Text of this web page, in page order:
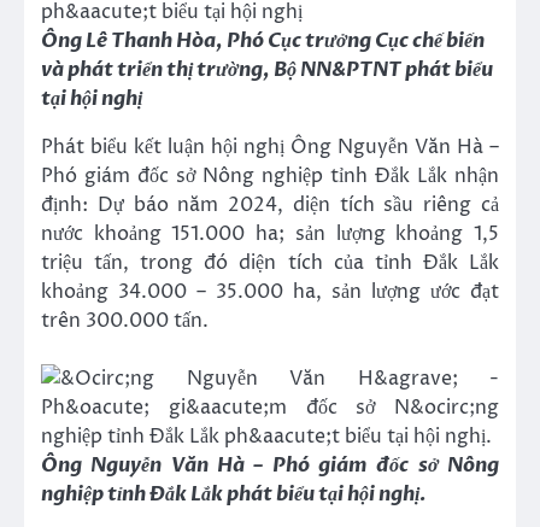
Ông Lê Thanh Hòa, Phó Cục trưởng Cục chế biến
và phát triển thị trường, Bộ NN&PTNT phát biểu
tại hội nghị
Phát biểu kết luận hội nghị Ông Nguyễn Văn Hà –
Phó giám đốc sở Nông nghiệp tỉnh Đắk Lắk nhận
định: Dự báo năm 2024, diện tích sầu riêng cả
nước khoảng 151.000 ha; sản lượng khoảng 1,5
triệu tấn, trong đó diện tích của tỉnh Đắk Lắk
khoảng 34.000 – 35.000 ha, sản lượng ước đạt
trên 300.000 tấn.
Ông Nguyễn Văn Hà – Phó giám đốc sở Nông
nghiệp tỉnh Đắk Lắk phát biểu tại hội nghị.